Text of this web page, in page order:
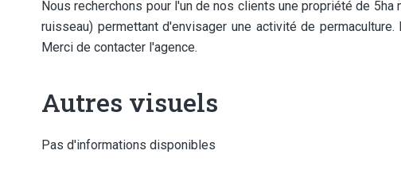
Nous recherchons pour l'un de nos clients une propriété de 5ha
ruisseau) permettant d'envisager une activité de
Merci de contacter l'agence.
Autres visuels
Pas d'informations disponibles